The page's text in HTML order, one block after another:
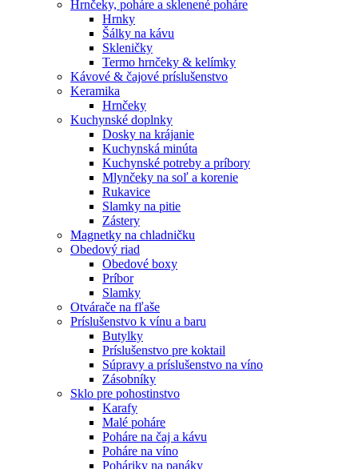
Hrnčeky, poháre a sklenené poháre
Hrnky
Šálky na kávu
Skleničky
Termo hrnčeky & kelímky
Kávové & čajové príslušenstvo
Keramika
Hrnčeky
Kuchynské doplnky
Dosky na krájanie
Kuchynská minúta
Kuchynské potreby a príbory
Mlynčeky na soľ a korenie
Rukavice
Slamky na pitie
Zástery
Magnetky na chladničku
Obedový riad
Obedové boxy
Príbor
Slamky
Otvárače na fľaše
Príslušenstvo k vínu a baru
Butylky
Príslušenstvo pre koktail
Súpravy a príslušenstvo na víno
Zásobníky
Sklo pre pohostinstvo
Karafy
Malé poháre
Poháre na čaj a kávu
Poháre na víno
Poháriky na panáky